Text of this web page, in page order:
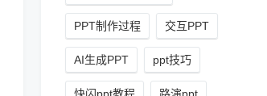
PPT制作过程 交互PPT
AI生成PPT ppt技巧